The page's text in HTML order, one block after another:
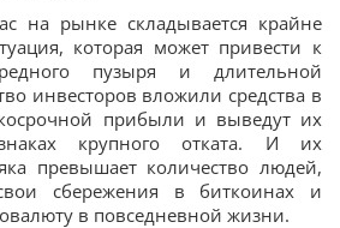
на рынке складывается крайне
которая может привести к
пузыря и длительной
инвесторов вложили средства в
прибыли и выведут их
крупного отката. И их
превышает количество людей,
сбережения в биткоинах и
в повседневной жизни.